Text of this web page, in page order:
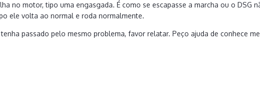
no motor, tipo uma engasgada. É como se escapasse a marcha ou o DSG
ele volta ao normal e roda normalmente.
passado pelo mesmo problema, favor relatar. Peço ajuda de conhece